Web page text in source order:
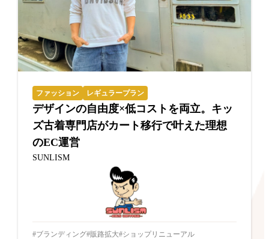
ファッション レギュラープラン
デザインの自由度×低コストを両立。キッ
ズ古着専門店がカート移行で叶えた理想
のEC運営
SUNLISM
ブランディング 販路拡大 ショップリニューアル